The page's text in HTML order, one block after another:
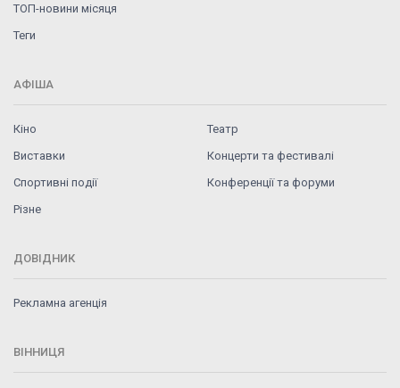
ТОП-новини місяця
Теги
АФІША
Кіно
Театр
Виставки
Концерти та фестивалі
Спортивні події
Конференції та форуми
Різне
ДОВІДНИК
Рекламна агенція
ВІННИЦЯ